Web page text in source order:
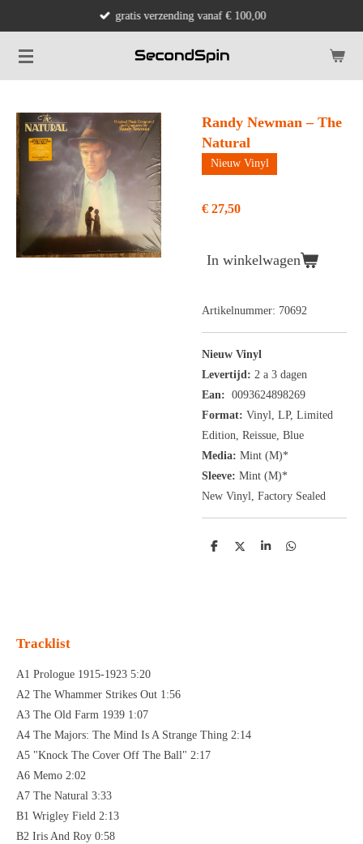
naar
de
gratis verzending vanaf € 100,00
Randy Newman – The
Natural
Nieuw Vinyl
€ 27,50
In winkelwagen
Artikelnummer: 70692
Nieuw Vinyl
Levertijd: 2 a 3 dagen
Ean: 0093624898269
Format: Vinyl, LP, Limited
Edition, Reissue, Blue
Media: Mint (M)*
Sleeve: Mint (M)*
New Vinyl, Factory Sealed
D
D
S
D
Tracklist
A1 Prologue 1915-1923 5:20
A2 The Whammer Strikes Out 1:56
A3 The Old Farm 1939 1:07
A4 The Majors: The Mind Is A Strange Thing 2:14
A5 "Knock The Cover Off The Ball" 2:17
A6 Memo 2:02
A7 The Natural 3:33
B1 Wrigley Field 2:13
B2 Iris And Roy 0:58